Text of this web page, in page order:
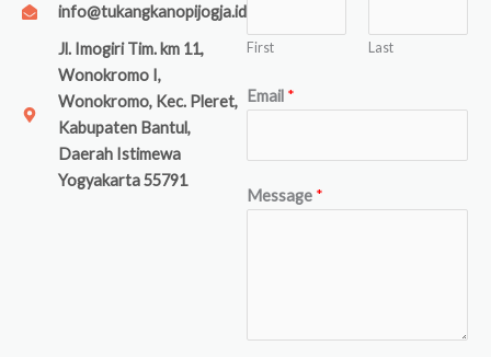
info@tukangkanopijogja.id
Jl. Imogiri Tim. km 11,
Wonokromo I,
Wonokromo, Kec. Pleret,
Kabupaten Bantul,
Daerah Istimewa
Yogyakarta 55791
First Last
Email *
Message *